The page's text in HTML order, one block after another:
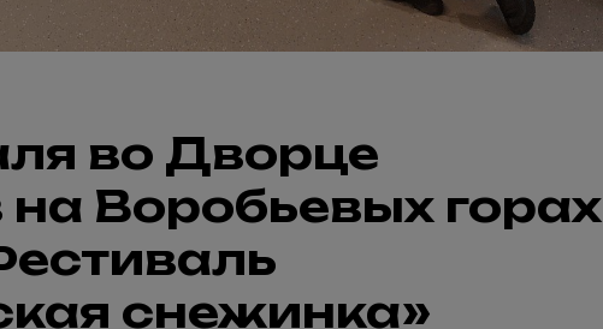
во Дворце
Воробьевых горах
снежинка»